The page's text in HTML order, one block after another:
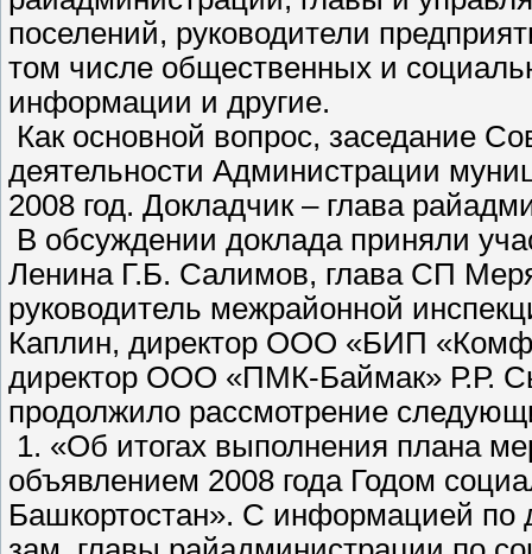
поселений, руководители
том числе общественных и
информации и другие.
Как основной вопрос, заседание
деятельности Администрации
2008 год. Докладчик – глава
В обсуждении доклада приняли
Ленина Г.Б. Салимов, глава СП
руководитель межрайонной
Каплин, директор ООО «БИП
директор ООО «ПМК-Баймак» Р.Р.
продолжило рассмотрение
1. «Об итогах выполнения плана
объявлением 2008 года Годом
Башкортостан». С информацией по